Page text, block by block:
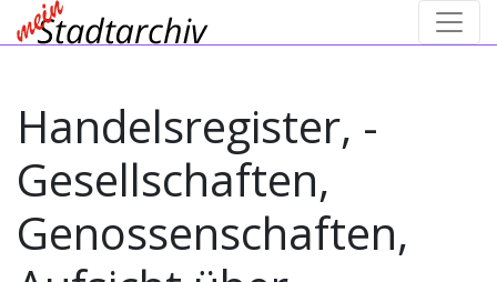
Handelsregister, -
Gesellschaften,
Genossenschaften,